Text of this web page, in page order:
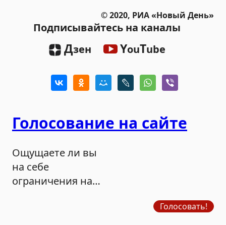
© 2020, РИА «Новый День»
Подписывайтесь на каналы
Дзен YouTube
Голосование на сайте
Ощущаете ли вы
на себе
ограничения на
Голосовать!